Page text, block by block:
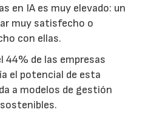
en IA es muy elevado: un
muy satisfecho o
con ellas.
44% de las empresas
el potencial de esta
a modelos de gestión